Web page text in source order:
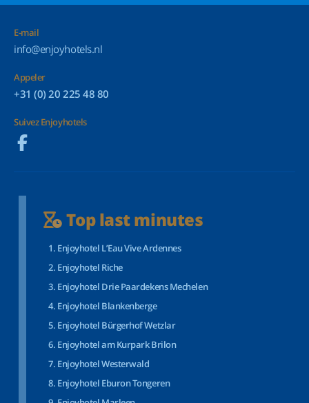
E-mail
info@enjoyhotels.nl
Appeler
+31 (0) 20 225 48 80
Suivez Enjoyhotels
Top last minutes
Enjoyhotel L’Eau Vive Ardennes
Enjoyhotel Riche
Enjoyhotel Drie Paardekens Mechelen
Enjoyhotel Blankenberge
Enjoyhotel Bürgerhof Wetzlar
Enjoyhotel am Kurpark Brilon
Enjoyhotel Westerwald
Enjoyhotel Eburon Tongeren